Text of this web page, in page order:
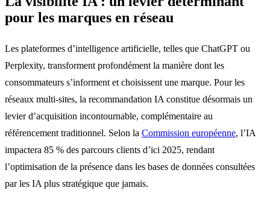
pour les marques en réseau
Les plateformes d’intelligence artificielle, telles que ChatGPT ou
Perplexity, transforment profondément la manière dont les
consommateurs s’informent et choisissent une marque. Pour les
réseaux multi-sites, la recommandation IA constitue désormais un
levier d’acquisition incontournable, complémentaire au
référencement traditionnel. Selon la Commission européenne, l’IA
impactera 85 % des parcours clients d’ici 2025, rendant
l’optimisation de la présence dans les bases de données consultées
par les IA plus stratégique que jamais.